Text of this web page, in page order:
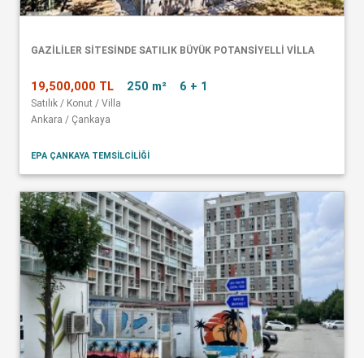
GAZİLİLER SİTESİNDE SATILIK BÜYÜK POTANSİYELLİ VİLLA
19,500,000 TL 250 m² 6 + 1
Satılık / Konut / Villa
Ankara / Çankaya
EPA ÇANKAYA TEMSİLCİLİĞİ